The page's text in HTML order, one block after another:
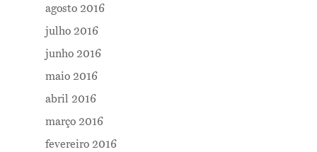
agosto 2016
julho 2016
junho 2016
maio 2016
abril 2016
março 2016
fevereiro 2016